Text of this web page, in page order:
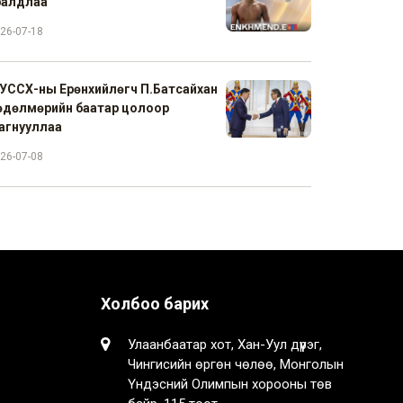
07-18
ны Ерөнхийлөгч П.Батсайхан
баатар цолоор
07-08
Холбоо барих
Улаанбаатар хот, Хан-Уул дүүрэг,
Чингисийн өргөн чөлөө, Монголын
Үндэсний Олимпын хорооны төв